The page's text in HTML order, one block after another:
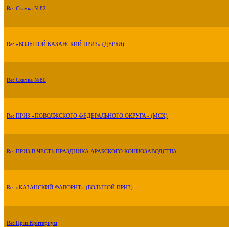
Re: Скачка №82
Re: «БОЛЬШОЙ КАЗАНСКИЙ ПРИЗ» (ДЕРБИ)
Re: Скачка №80
Re: ПРИЗ «ПОВОЛЖСКОГО ФЕДЕРАЛЬНОГО ОКРУГА» (МСХ)
Re: ПРИЗ В ЧЕСТЬ ПРАЗДНИКА АРАБСКОГО КОННОЗАВОДСТВА
Re: «КАЗАНСКИЙ ФАВОРИТ» (БОЛЬШОЙ ПРИЗ)
Re: Приз Критериум